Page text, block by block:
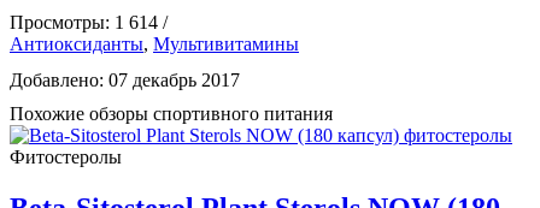
Просмотры: 1 614 /
Антиоксиданты, Мультивитамины
Добавлено: 07 декабрь 2017
Похожие обзоры спортивного питания
Фитостеролы